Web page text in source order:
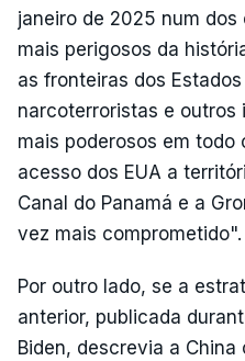
janeiro de 2025 num
mais perigosos da
as fronteiras dos
narcoterroristas e outros
mais poderosos em
acesso dos EUA a
Canal do Panamá e a
vez mais comprometido".
Por outro lado, se a
anterior, publicada
Biden, descrevia a